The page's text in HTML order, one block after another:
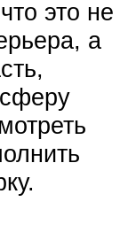
это не
а